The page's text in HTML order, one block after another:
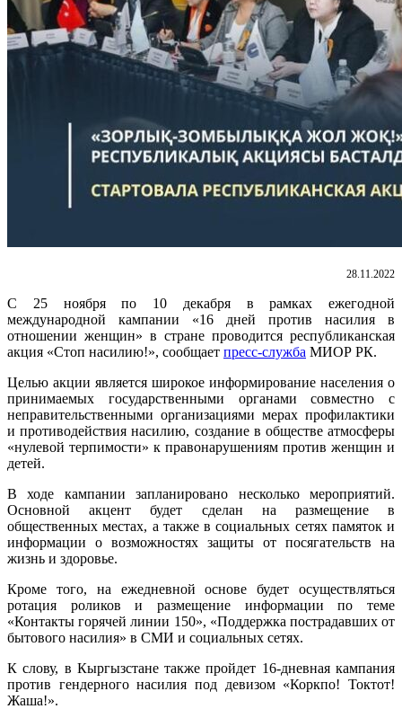
28.11.2022
С 25 ноября по 10 декабря в рамках ежегодной
международной кампании «16 дней против насилия в
отношении женщин» в стране проводится республиканская
акция «Стоп насилию!», сообщает пресс-служба МИОР РК.
Целью акции является широкое информирование населения о
принимаемых государственными органами совместно с
неправительственными организациями мерах профилактики
и противодействия насилию, создание в обществе атмосферы
«нулевой терпимости» к правонарушениям против женщин и
детей.
В ходе кампании запланировано несколько мероприятий.
Основной акцент будет сделан на размещение в
общественных местах, а также в социальных сетях памяток и
информации о возможностях защиты от посягательств на
жизнь и здоровье.
Кроме того, на ежедневной основе будет осуществляться
ротация роликов и размещение информации по теме
«Контакты горячей линии 150», «Поддержка пострадавших от
бытового насилия» в СМИ и социальных сетях.
К слову, в Кыргызстане также пройдет 16-дневная кампания
против гендерного насилия под девизом «Коркпо! Токтот!
Жаша!».